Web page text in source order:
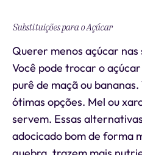
Substituições para o Açúcar
Querer menos açúcar nas
Você pode trocar o
purê de maçã ou
ótimas opções. Mel ou
servem. Essas
adocicado bom de forma